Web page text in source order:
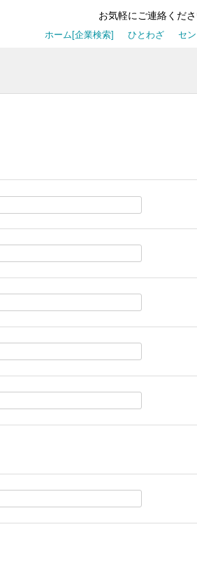
お気軽にご連絡くだ
ホーム[企業検索] ひとわざ セ